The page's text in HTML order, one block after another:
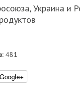
Украина и
481
Google+